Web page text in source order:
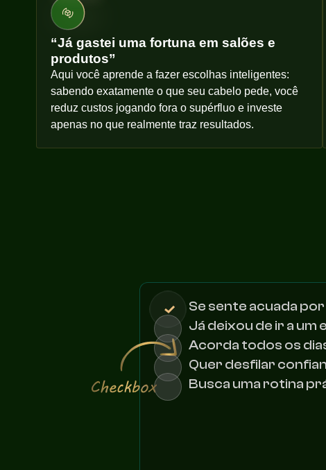
“Já gastei uma fortuna em salões e
produtos”
Aqui você aprende a fazer escolhas inteligentes:
sabendo exatamente o que seu cabelo pede, você
reduz custos jogando fora o supérfluo e investe
apenas no que realmente traz resultados.
Se sente acuada
Já deixou de ir a
Acorda todos os
Quer desfilar
Busca uma rotina